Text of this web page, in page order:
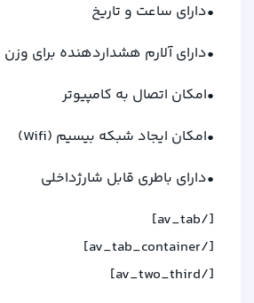
•دارای ساعت و تاریخ
•دارای آلارم هشداردهنده برای
•امکان اتصال به کامپیوتر
•امکان ایجاد شبکه بیسیم (Wifi
)
•دارای باطری قابل شارژداخلی
[/av_tab]
[/av_tab_container]
[/av_two_third]